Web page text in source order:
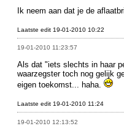
Ik neem aan dat je de
Laatste edit 19-01-2010 10:22
19-01-2010 11:23:57
Als dat "iets slechts in haar
waarzegster toch nog gelijk
eigen toekomst... haha.
Laatste edit 19-01-2010 11:24
19-01-2010 12:13:52